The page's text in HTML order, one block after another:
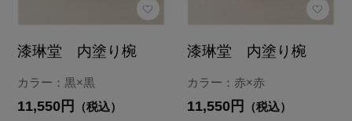
漆琳堂 内塗り椀
カラー：黒×黒
11,550円 （税込）
漆琳堂 内塗り椀
カラー：赤×赤
11,550円 （税込）